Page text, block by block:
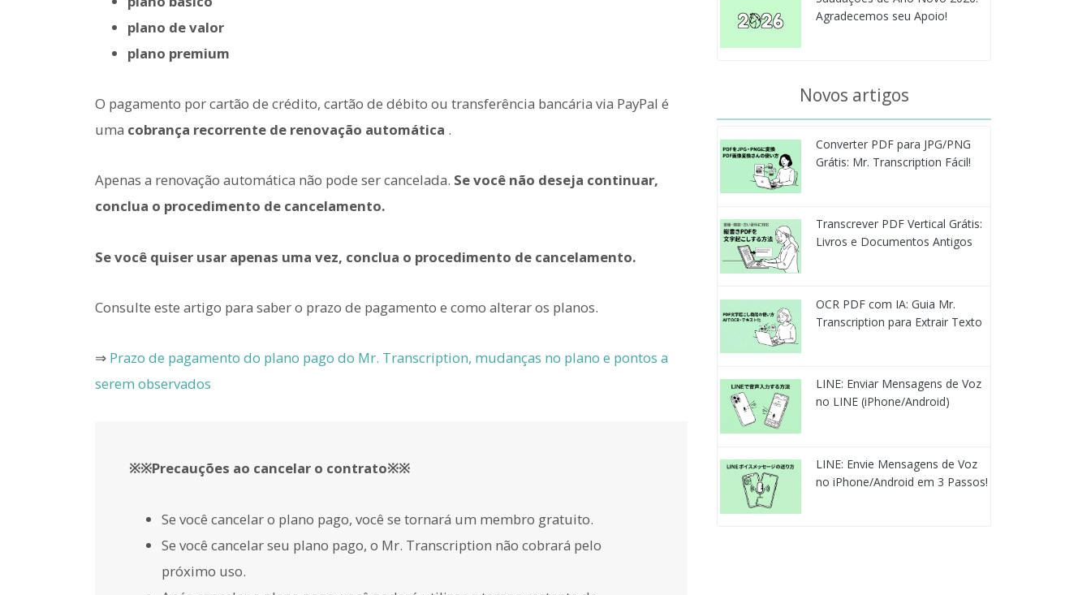
plano de valor
plano premium
O pagamento por cartão de crédito, cartão de débito ou transferência bancária via PayPal é
uma cobrança recorrente de renovação automática .
Apenas a renovação automática não pode ser cancelada. Se você não deseja continuar,
conclua o procedimento de cancelamento.
Se você quiser usar apenas uma vez, conclua o procedimento de cancelamento.
Consulte este artigo para saber o prazo de pagamento e como alterar os planos.
⇒ Prazo de pagamento do plano pago do Mr. Transcription, mudanças no plano e pontos a
serem observados
※※Precauções ao cancelar o contrato※※
Se você cancelar o plano pago, você se tornará um membro gratuito.
Se você cancelar seu plano pago, o Mr. Transcription não cobrará pelo
próximo uso.
Agradecemos seu Apoio!
Novos artigos
Converter PDF para JPG/PNG
Grátis: Mr. Transcription Fácil!
Transcrever PDF Vertical Grátis:
Livros e Documentos Antigos
OCR PDF com IA: Guia Mr.
Transcription para Extrair Texto
LINE: Enviar Mensagens de Voz
no LINE (iPhone/Android)
LINE: Envie Mensagens de Voz
no iPhone/Android em 3 Passos!